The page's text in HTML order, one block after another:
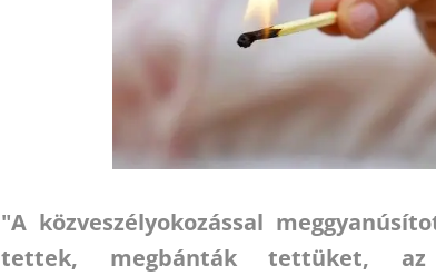
"A közveszélyokozással
tettek, megbánták tettüket, az